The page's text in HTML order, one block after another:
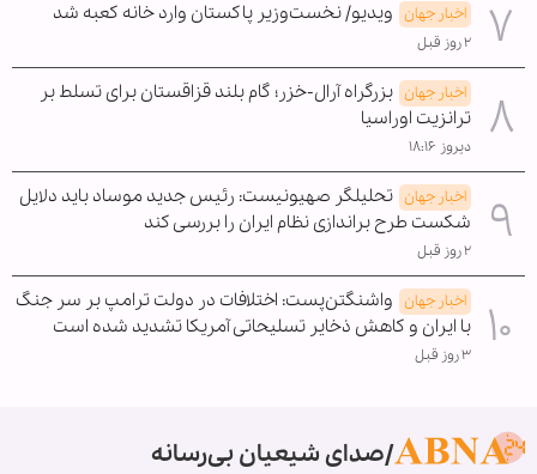
اخبار جهان ویدیو/ نخست‌وزیر پاکستان وارد خانه کعبه شد
۲ روز قبل
اخبار جهان بزرگراه آرال-خزر؛ گام بلند قزاقستان برای تسلط بر
ترانزیت اوراسیا
دیروز ۱۸:۱۶
اخبار جهان تحلیلگر صهیونیست: رئیس جدید موساد باید دلایل
شکست طرح براندازی نظام ایران را بررسی کند
۲ روز قبل
اخبار جهان واشنگتن‌پست: اختلافات در دولت ترامپ بر سر جنگ
با ایران و کاهش ذخایر تسلیحاتی آمریکا تشدید شده است
۳ روز قبل
صدای شیعیان بی‌رسانه